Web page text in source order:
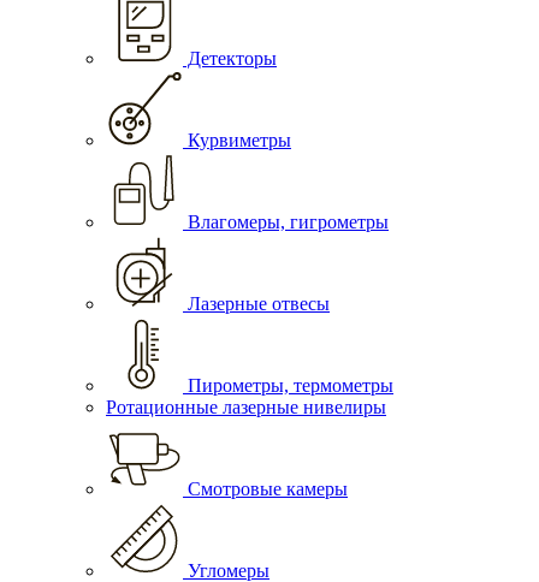
Детекторы
Курвиметры
Влагомеры, гигрометры
Лазерные отвесы
Пирометры, термометры
Ротационные лазерные нивелиры
Смотровые камеры
Угломеры